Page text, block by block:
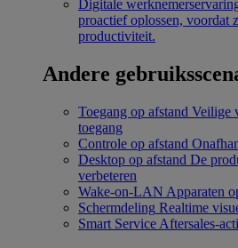
Digitale
proactief oplossen, voordat
productiviteit.
Andere
Toegang op afstand Veilige
toegang
Controle op afstand
Desktop op afstand De
verbeteren
Wake-on-LAN Apparaten
Schermdeling Realtime
Smart Service Aftersales-